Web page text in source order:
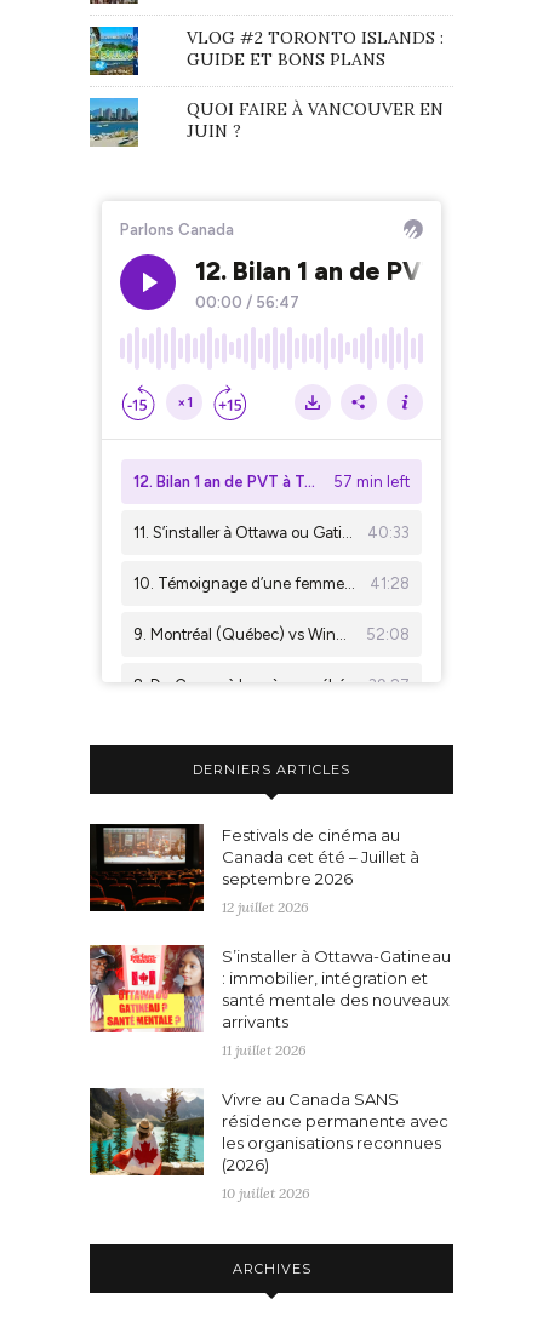
VLOG #2 TORONTO ISLANDS :
GUIDE ET BONS PLANS
QUOI FAIRE À VANCOUVER EN
JUIN ?
DERNIERS ARTICLES
Festivals de cinéma au
Canada cet été – Juillet à
septembre 2026
12 juillet 2026
S’installer à Ottawa-Gatineau
: immobilier, intégration et
santé mentale des nouveaux
arrivants
11 juillet 2026
Vivre au Canada SANS
résidence permanente avec
les organisations reconnues
(2026)
10 juillet 2026
ARCHIVES